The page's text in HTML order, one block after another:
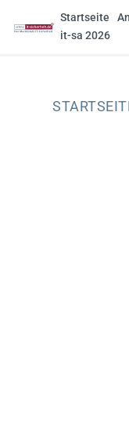
Startseite
it-sa 2026